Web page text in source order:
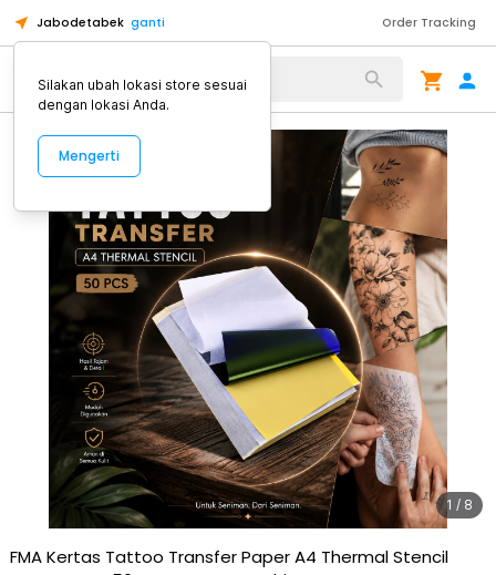
Jabodetabek ganti Order Tracking
Alat Kopi
1 / 8
FMA Kertas Tattoo Transfer Paper A4 Thermal Stencil
Silakan ubah lokasi store sesuai
dengan lokasi Anda.
Mengerti